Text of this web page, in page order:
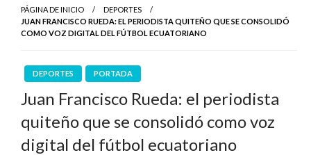
PÁGINA DE INICIO
DEPORTES
JUAN FRANCISCO RUEDA: EL PERIODISTA QUITEÑO QUE SE CONSOLIDÓ
COMO VOZ DIGITAL DEL FÚTBOL ECUATORIANO
DEPORTES PORTADA
Juan Francisco Rueda: el periodista
quiteño que se consolidó como voz
digital del fútbol ecuatoriano